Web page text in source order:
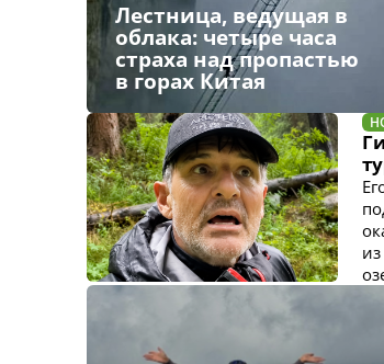
Лестница, ведущая в
облака: четыре часа
страха над пропастью
в горах Китая